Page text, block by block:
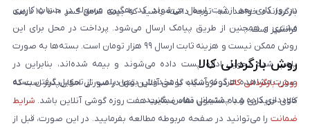
بازگردانده خواهد شد. توجه داشته باشید که بیمه شامل کسر ۱۰ تا ۱۵ درصد
فرانشیز است.
در روز کاری بعد از ثبت، ارسال می‌شوند. کد رهگیری مرسوله در حساب کاربری
مشتری و همچنین از طریق پیامک ارسال می‌شود. پرداخت در محل برای این
روش ممکن نیست و هزینه ثابت ارسال ۹۹ هزار تومان است. بسته‌ها به صورت
پلمپ شده تحویل اداره پست داده می‌شوند و بیمه شده‌اند، بنابراین در
صورت مشاهده هرگونه آسیب یا مخدوش بودن پلمپ، از تحویل گرفتن بسته
خودداری کرده و با پشتیبانی تماس بگیرید.
روش بازگردانی کالا
روش بازگردانی کالادر فروشگاه گوشی آنلاین تنها در صورتی امکان‌پذیر است که
کالای خریداری شده مشمول مفاد ضمانت هفت روزه گوشی آنلاین باشد. شرایط
ضمانت را می‌توانید در صفحه مربوطه مطالعه بفرمایید. در این صورت، قبل از